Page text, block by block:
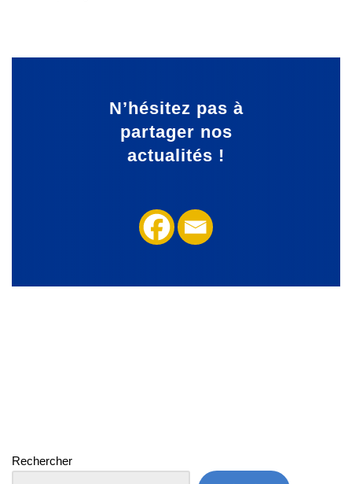
N’hésitez pas à
partager nos
actualités !
Rechercher